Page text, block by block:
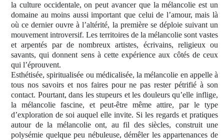
la culture occidentale, on peut avancer que la mélancolie est un
domaine au moins aussi important que celui de l’amour, mais là
où ce dernier ouvre à l’altérité, la première se déploie suivant un
mouvement introversif. Les territoires de la mélancolie sont vastes
et arpentés par de nombreux artistes, écrivains, religieux ou
savants, qui donnent sens à cette expérience aux côtés de ceux
qui l’éprouvent.
Esthétisée, spiritualisée ou médicalisée, la mélancolie en appelle à
tous nos savoirs et nos faires pour ne pas rester pétrifié à son
contact. Pourtant, dans les stupeurs et les douleurs qu’elle inflige,
la mélancolie fascine, et peut-être même attire, par le type
d’exploration de soi auquel elle invite. Si les regards et pratiques
autour de la mélancolie ont, au fil des siècles, construit une
polysémie quelque peu nébuleuse, démêler les appartenances de